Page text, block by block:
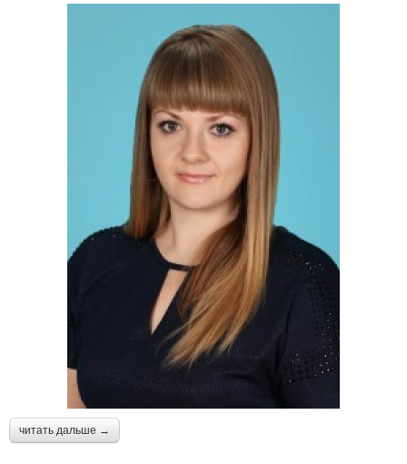
читать дальше →